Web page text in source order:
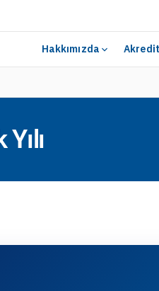
Hakkımızda